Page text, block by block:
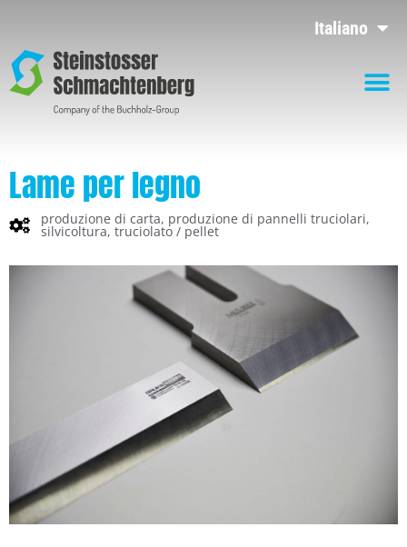
Italiano
Lame per legno
produzione di carta, produzione di pannelli truciolari,
silvicoltura, truciolato / pellet